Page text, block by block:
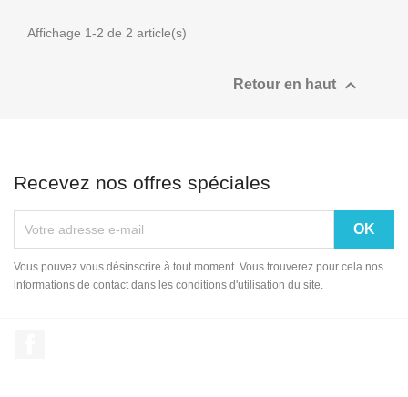
Affichage 1-2 de 2 article(s)
Retour en haut 
Recevez nos offres spéciales
Vous pouvez vous désinscrire à tout moment. Vous trouverez pour cela nos
informations de contact dans les conditions d'utilisation du site.